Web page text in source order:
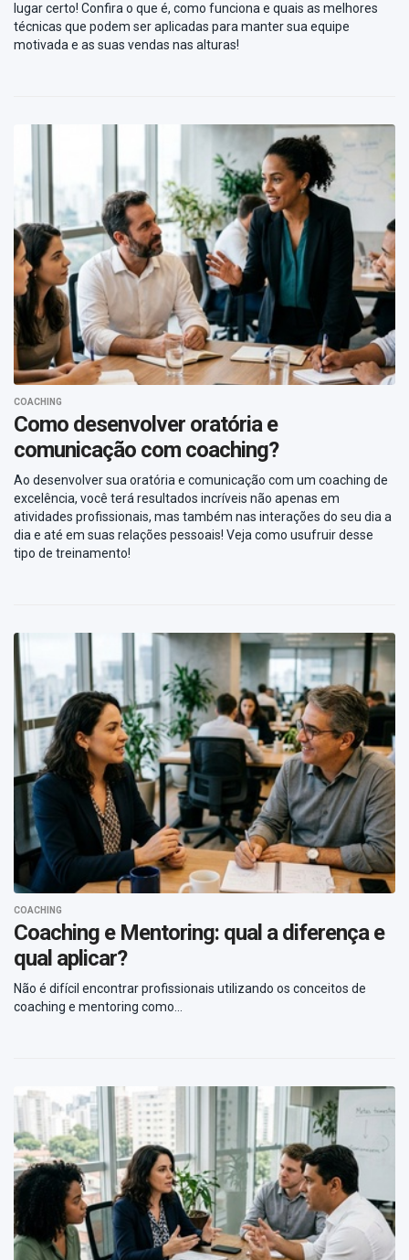
lugar certo! Confira o que é, como funciona e quais as melhores
técnicas que podem ser aplicadas para manter sua equipe
motivada e as suas vendas nas alturas!
COACHING
Como desenvolver oratória e
comunicação com coaching?
Ao desenvolver sua oratória e comunicação com um coaching de
excelência, você terá​ resultados incríveis não apenas em
atividades profissionais, mas também nas interações do seu dia a
dia e até em suas relações pessoais! Veja como usufruir desse
tipo de treinamento!
COACHING
Coaching e Mentoring: qual a diferença e
qual aplicar?
Não é difícil encontrar profissionais utilizando os conceitos de
coaching e mentoring como...